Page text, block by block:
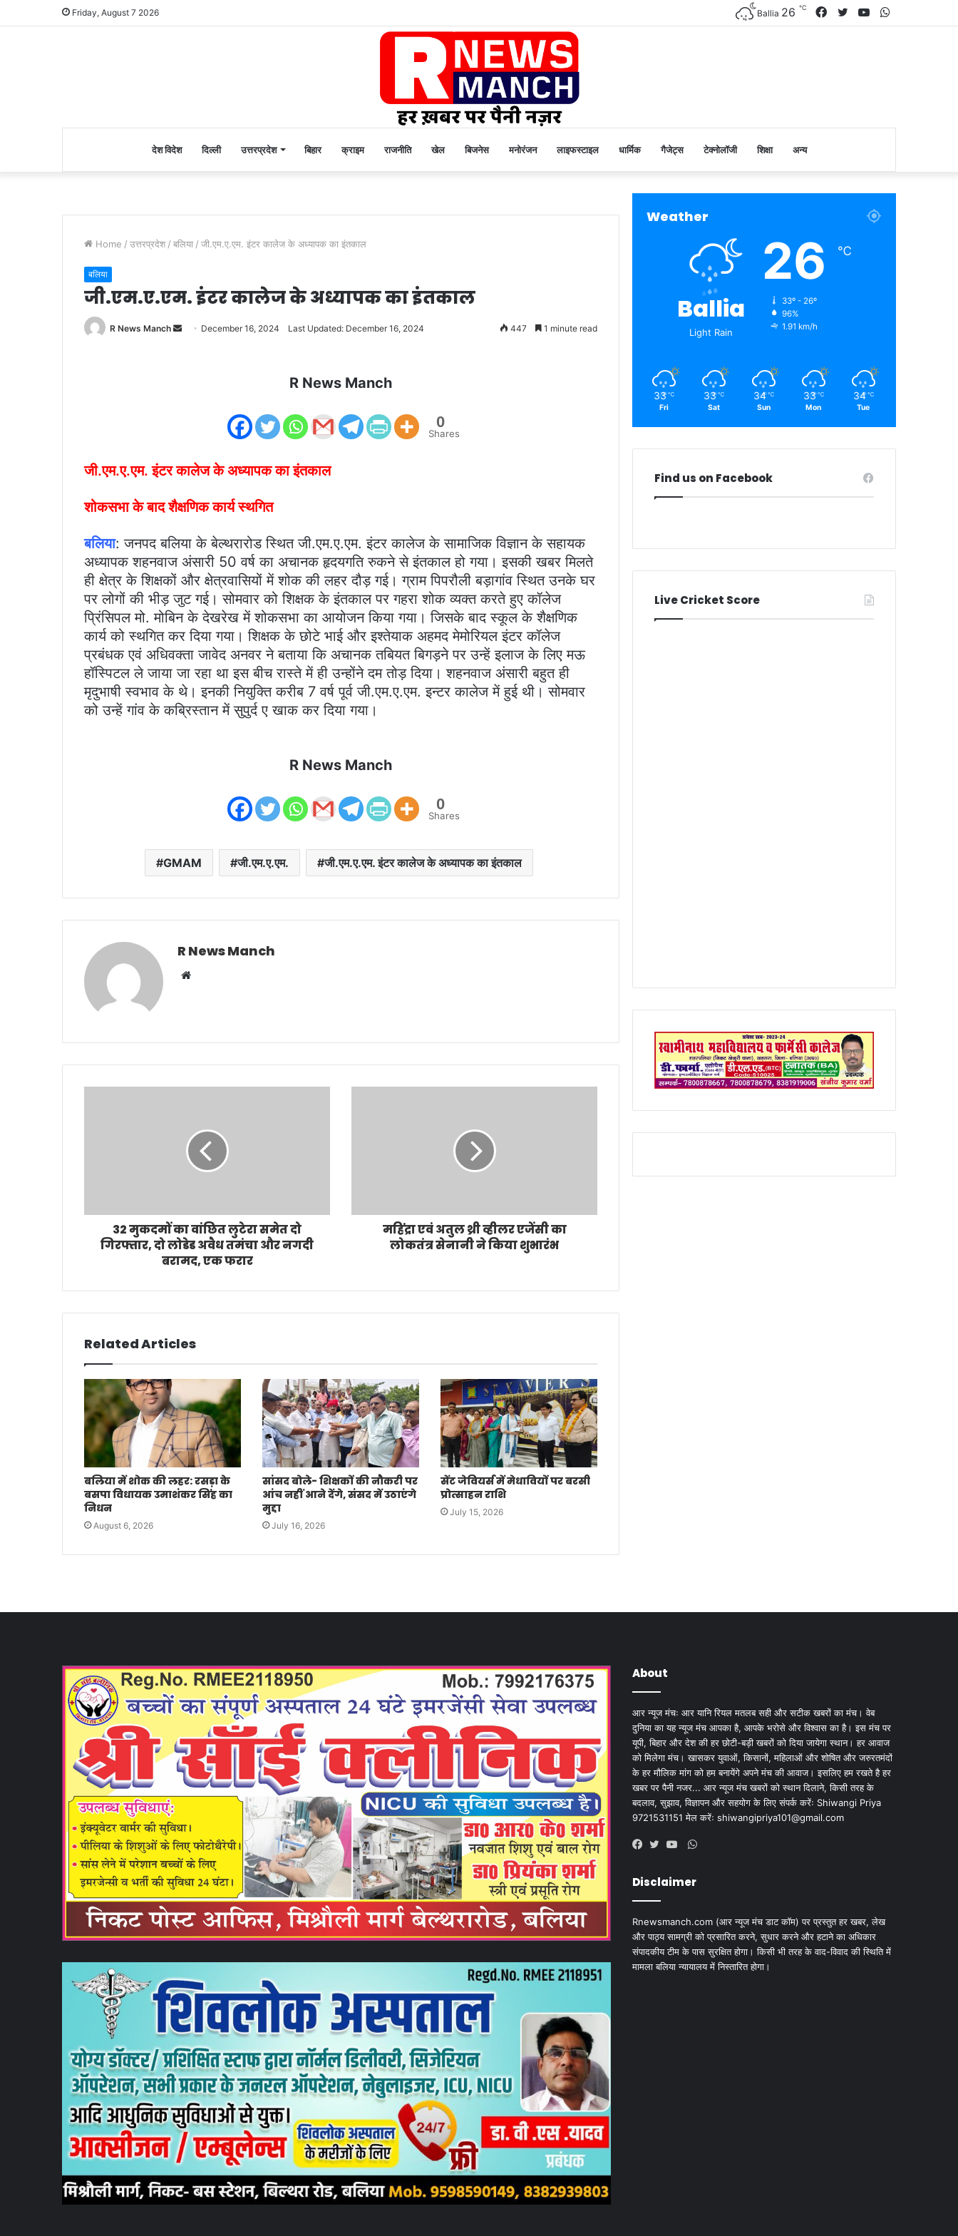
Friday, August 7 2026 YouTube
Twitter
Facebook
Ballia 26 ℃
देश विदेश दिल्ली उत्तरप्रदेश बिहार क्राइम राजनीति खेल बिजनेस मनोरंजन लाइफस्टाइल धार्मिक गैजेट्स टेक्नोलॉजी शिक्षा अन्य
Home / उत्तरप्रदेश / बलिया / जी.एम.ए.एम. इंटर कालेज के अध्यापक का इंतकाल
बलिया
जी.एम.ए.एम. इंटर कालेज के अध्यापक का इंतकाल
R News Manch
Send December 16, 2024 Last Updated: December 16, 2024 447 1 minute read
R News Manch
0
Shares
जी.एम.ए.एम. इंटर कालेज के अध्यापक का इंतकाल
शोकसभा के बाद शैक्षणिक कार्य स्थगित
बलिया: जनपद बलिया के बेल्थरारोड स्थित जी.एम.ए.एम. इंटर कालेज के सामाजिक विज्ञान के सहायक
अध्यापक शहनवाज अंसारी 50 वर्ष का अचानक हृदयगति रुकने से इंतकाल हो गया। इसकी खबर मिलते
ही क्षेत्र के शिक्षकों और क्षेत्रवासियों में शोक की लहर दौड़ गई। ग्राम पिपरौली बड़ागांव स्थित उनके घर
पर लोगों की भीड़ जुट गई। सोमवार को शिक्षक के इंतकाल पर गहरा शोक व्यक्त करते हुए कॉलेज
प्रिंसिपल मो. मोबिन के देखरेख में शोकसभा का आयोजन किया गया। जिसके बाद स्कूल के शैक्षणिक
कार्य को स्थगित कर दिया गया। शिक्षक के छोटे भाई और इश्तेयाक अहमद मेमोरियल इंटर कॉलेज
प्रबंधक एवं अधिवक्ता जावेद अनवर ने बताया कि अचानक तबियत बिगड़ने पर उन्हें इलाज के लिए मऊ
हॉस्पिटल ले जाया जा रहा था इस बीच रास्ते में ही उन्होंने दम तोड़ दिया। शहनवाज अंसारी बहुत ही
मृदुभाषी स्वभाव के थे। इनकी नियुक्ति करीब 7 वर्ष पूर्व जी.एम.ए.एम. इन्टर कालेज में हुई थी। सोमवार
को उन्हें गांव के कब्रिस्तान में सुपुर्द ए खाक कर दिया गया।
R News Manch
0
Shares
GMAM जी.एम.ए.एम. जी.एम.ए.एम. इंटर कालेज के अध्यापक का इंतकाल
R News Manch
Website
32 मुकदमों का वांछित लुटेरा समेत दो
गिरफ्तार, दो लोडेड अवैध तमंचा और नगदी
बरामद, एक फरार
महिंद्रा एवं अतुल थ्री व्हीलर एजेंसी का
लोकतंत्र सेनानी ने किया शुभारंभ
Related Articles
बलिया में शोक की लहर: रसड़ा के
बसपा विधायक उमाशंकर सिंह का
निधन
August 6, 2026
सांसद बोले- शिक्षकों की नौकरी पर
आंच नहीं आने देंगे, संसद में उठाएंगे
मुद्दा
July 16, 2026
सेंट जेवियर्स में मेधावियों पर बरसी
प्रोत्साहन राशि
July 15, 2026
Weather
Ballia
Light Rain
26 ℃
33º - 26º
96%
1.91 km/h
33 ℃
Fri
33 ℃
Sat
34 ℃
Sun
33 ℃
Mon
34 ℃
Tue
Find us on Facebook
Live Cricket Score
About
आर न्यूज मंचः आर यानि रियल मतलब सही और सटीक खबरों का मंच। वेब
दुनिया का यह न्यूज मंच आपका है, आपके भरोसे और विश्वास का है। इस मंच पर
यूपी, बिहार और देश की हर छोटी-बड़ी खबरों को दिया जायेगा स्थान। हर आवाज
को मिलेगा मंच। खासकर युवाओं, किसानों, महिलाओं और शोषित और जरुरतमंदों
के हर मौलिक मांग को हम बनायेंगे अपने मंच की आवाज। इसलिए हम रखते है हर
खबर पर पैनी नजर... आर न्यूज मंच खबरों को स्थान दिलाने, किसी तरह के
बदलाव, सुझाव, विज्ञापन और सहयोग के लिए संपर्क करेंः Shiwangi Priya
9721531151 मेल करेंः shiwangipriya101@gmail.com
WhatsApp
Disclaimer
Rnewsmanch.com (आर न्यूज मंच डाट काॅम) पर प्रस्तुत हर खबर, लेख
और पाठ्य सामग्री को प्रसारित करने, सुधार करने और हटाने का अधिकार
संपादकीय टीम के पास सुरक्षित होगा। किसी भी तरह के वाद-विवाद की स्थिति में
मामला बलिया न्यायालय में निस्तारित होगा।